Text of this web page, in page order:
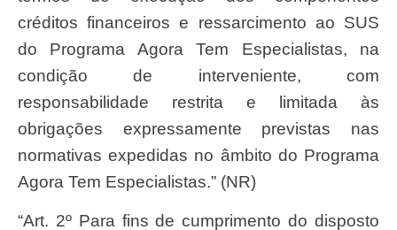
créditos financeiros e ressarcimento ao SUS
do Programa Agora Tem Especialistas, na
condição de interveniente, com
responsabilidade restrita e limitada às
obrigações expressamente previstas nas
normativas expedidas no âmbito do Programa
Agora Tem Especialistas.” (NR)
“Art. 2º Para fins de cumprimento do disposto